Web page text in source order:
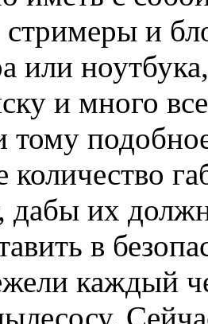
и
или
и много
тому
количество
дабы их
в
каждый